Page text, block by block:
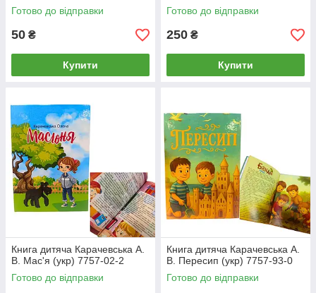
Готово до відправки
50 ₴
Купити
Готово до відправки
250 ₴
Купити
Книга дитяча Карачевська А.
В. Мас'я (укр) 7757-02-2
Готово до відправки
Книга дитяча Карачевська А.
В. Пересип (укр) 7757-93-0
Готово до відправки